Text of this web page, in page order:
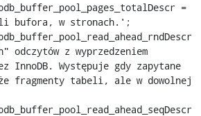
bufora, w stronach.';
odczytów z wyprzedzeniem
InnoDB. Występuje gdy zapytane
fragmenty tabeli, ale w dowolnej